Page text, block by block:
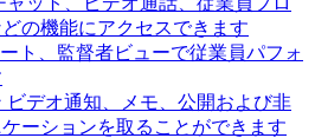
の機能にアクセスできます
ト、監督者ビューで従業員パフォ
ビデオ通知、メモ、公開および非
ーションを取ることができます